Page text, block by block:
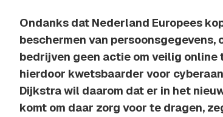
Ondanks dat Nederland Europees
beschermen van
bedrijven geen actie om veilig online
hierdoor kwetsbaarder voor
Dijkstra wil daarom dat er in het
komt om daar zorg voor te dragen,